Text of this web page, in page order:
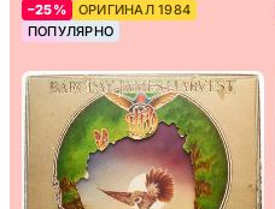
–25%
ОРИГИНАЛ 1984
ПОПУЛЯРНО